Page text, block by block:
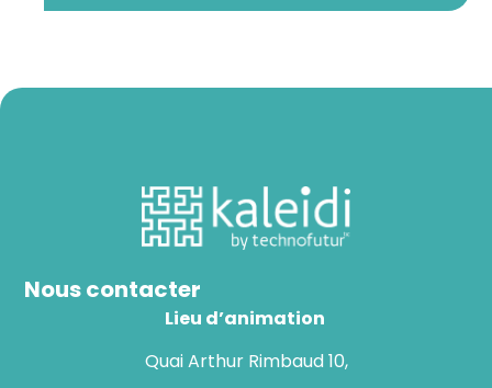
Nous contacter
Lieu d’animation
Quai Arthur Rimbaud 10,